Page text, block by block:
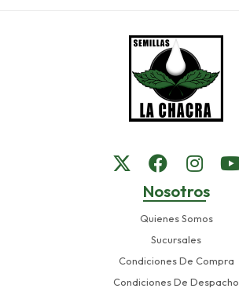
Nosotros
Quienes Somos
Sucursales
Condiciones De Compra
Condiciones De Despacho